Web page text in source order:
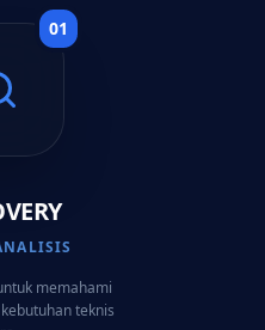
01
memahami
teknis